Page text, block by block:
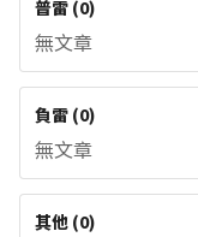
普雷 (0)
無文章
負雷 (0)
無文章
其他 (0)